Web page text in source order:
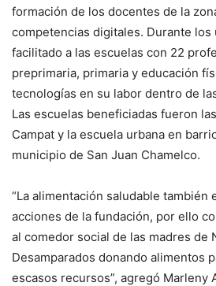
formación de los docentes de la
competencias digitales. Durante los
facilitado a las escuelas con 22
preprimaria, primaria y educación
tecnologías en su labor dentro de
Las escuelas beneficiadas fueron
Campat y la escuela urbana en
municipio de San Juan Chamelco.
“La alimentación saludable también
acciones de la fundación, por ello
al comedor social de las madres de
Desamparados donando alimentos
escasos recursos”, agregó Marleny